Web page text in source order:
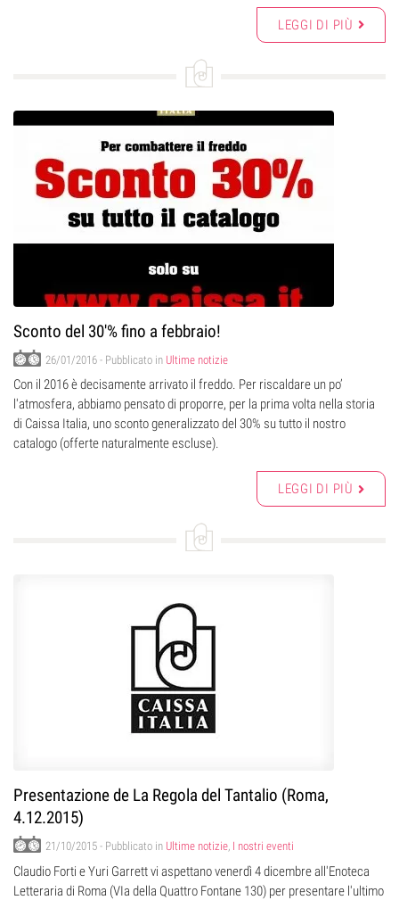
LEGGI DI PIÙ
Sconto del 30'% fino a febbraio!
26/01/2016 - Pubblicato in Ultime notizie
Con il 2016 è decisamente arrivato il freddo. Per riscaldare un po’
l'atmosfera, abbiamo pensato di proporre, per la prima volta nella storia
di Caissa Italia, uno sconto generalizzato del 30% su tutto il nostro
catalogo (offerte naturalmente escluse).
LEGGI DI PIÙ
Presentazione de La Regola del Tantalio (Roma,
4.12.2015)
21/10/2015 - Pubblicato in Ultime notizie, I nostri eventi
Claudio Forti e Yuri Garrett vi aspettano venerdì 4 dicembre all'Enoteca
Letteraria di Roma (VIa della Quattro Fontane 130) per presentare l'ultimo